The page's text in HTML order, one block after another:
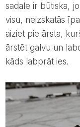
sadale ir būtiska,
visu, neizskatās
aiziet pie ārsta,
ārstēt galvu un
kāds labprāt ies.